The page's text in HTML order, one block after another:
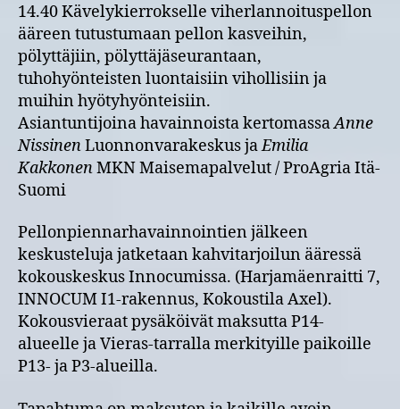
14.40 Kävelykierrokselle viherlannoituspellon
ääreen tutustumaan pellon kasveihin,
pölyttäjiin, pölyttäjäseurantaan,
tuhohyönteisten luontaisiin vihollisiin ja
muihin hyötyhyönteisiin.
Asiantuntijoina havainnoista kertomassaAnne
NissinenLuonnonvarakeskus jaEmilia
KakkonenMKN Maisemapalvelut / ProAgria Itä-
Suomi
Pellonpiennarhavainnointien jälkeen
keskusteluja jatketaan kahvitarjoilun ääressä
kokouskeskus Innocumissa. (Harjamäenraitti 7,
INNOCUM I1-rakennus, Kokoustila Axel).
Kokousvieraat pysäköivät maksutta P14-
alueelle ja Vieras-tarralla merkityille paikoille
P13- ja P3-alueilla.